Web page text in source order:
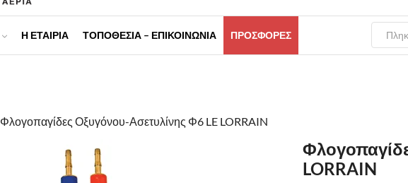
Η ΕΤΑΙΡΊΑ ΤΟΠΟΘΕΣΊΑ – ΕΠΙΚΟΙΝΩΝΊΑ ΠΡΟΣΦΟΡΈΣ
Φλογοπαγίδες Οξυγόνου-Ασετυλίνης Φ6 LE LORRAIN
LORRAIN